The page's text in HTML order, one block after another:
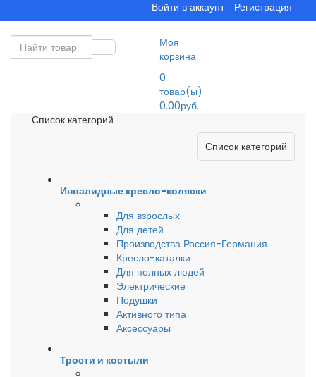
Войти в аккаунт Регистрация
Моя
корзина
0
товар(ы)
0.00руб.
Список категорий
Список категорий
Инвалидные кресло-коляски
Для взрослых
Для детей
Производства Россия-Германия
Кресло-каталки
Для полных людей
Электрические
Подушки
Активного типа
Аксессуары
Трости и костыли